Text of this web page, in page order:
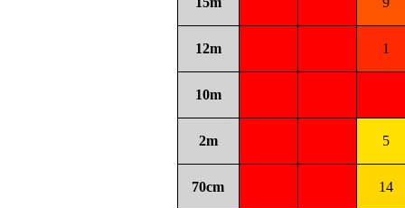
12m 1
10m
2m 5
70cm 14